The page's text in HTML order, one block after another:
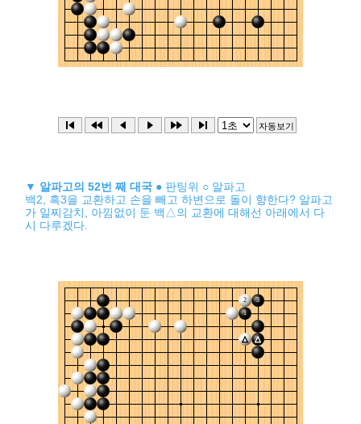
▼ 알파고의 52번 째 대국 ● 판팅위 ○ 알파고
백2, 흑3을 교환하고 손을 빼고 하변으로 돌이 향한다? 알파고
가 일찌감치, 아낌없이 둔 백△의 교환에 대해선 아래에서 다
시 다루겠다.